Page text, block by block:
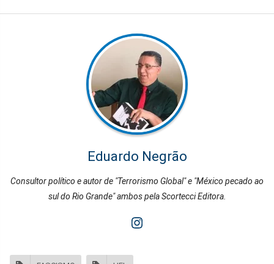
Eduardo Negrão
Consultor político e autor de "Terrorismo Global" e "México pecado ao
sul do Rio Grande" ambos pela Scortecci Editora.